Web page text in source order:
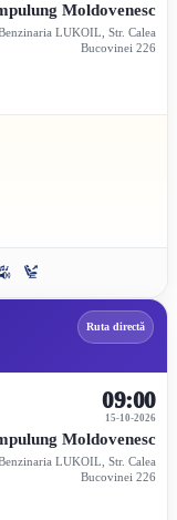
Moldovenesc
LUKOIL, Str. Calea
Bucovinei 226
Ruta directă
15-10-2026
09:00
Moldovenesc
LUKOIL, Str. Calea
Bucovinei 226